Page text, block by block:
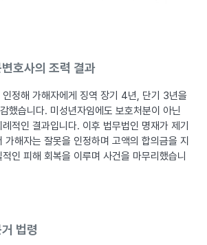
호사의 조력 결과
인정해 가해자에게 징역 장기 4년, 단기 3년을
했습니다. 미성년자임에도 보호처분이 아닌
적인 결과입니다. 이후 법무법인 명재가 제기
가해자는 잘못을 인정하며 고액의 합의금을 지
인 피해 회복을 이루며 사건을 마무리했습니
법령